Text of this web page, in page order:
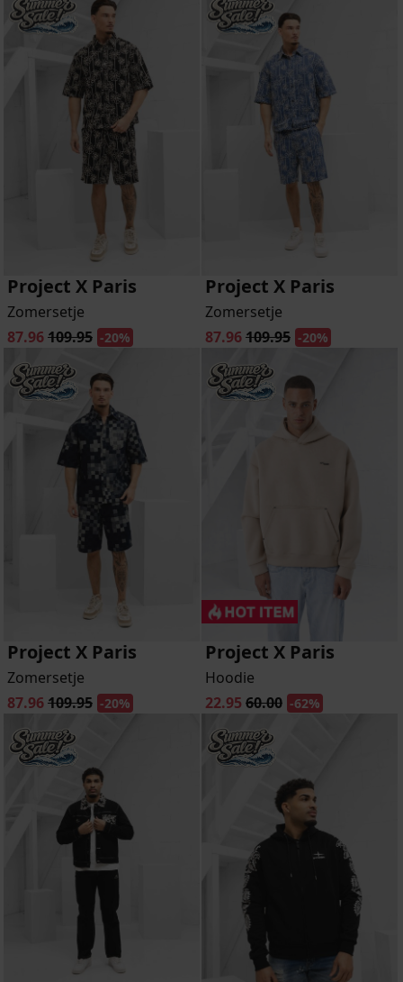
Project X Paris
Zomersetje
87.96109.95 -20%
Project X Paris
Zomersetje
87.96109.95 -20%
Project X Paris
Zomersetje
87.96109.95 -20%
Project X Paris
Hoodie
22.95 60.00 -62%